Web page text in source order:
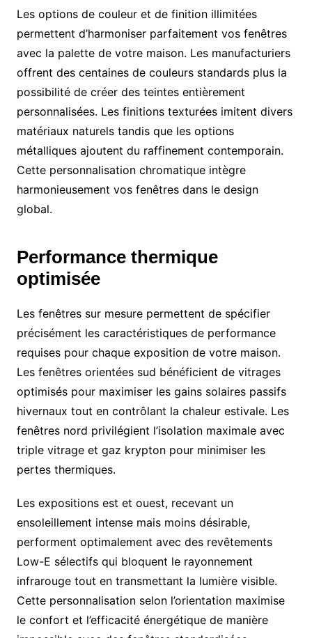
Les options de couleur et de finition illimitées
permettent d’harmoniser parfaitement vos fenêtres
avec la palette de votre maison. Les manufacturiers
offrent des centaines de couleurs standards plus la
possibilité de créer des teintes entièrement
personnalisées. Les finitions texturées imitent divers
matériaux naturels tandis que les options
métalliques ajoutent du raffinement contemporain.
Cette personnalisation chromatique intègre
harmonieusement vos fenêtres dans le design
global.
Performance thermique
optimisée
Les fenêtres sur mesure permettent de spécifier
précisément les caractéristiques de performance
requises pour chaque exposition de votre maison.
Les fenêtres orientées sud bénéficient de vitrages
optimisés pour maximiser les gains solaires passifs
hivernaux tout en contrôlant la chaleur estivale. Les
fenêtres nord privilégient l’isolation maximale avec
triple vitrage et gaz krypton pour minimiser les
pertes thermiques.
Les expositions est et ouest, recevant un
ensoleillement intense mais moins désirable,
performent optimalement avec des revêtements
Low-E sélectifs qui bloquent le rayonnement
infrarouge tout en transmettant la lumière visible.
Cette personnalisation selon l’orientation maximise
le confort et l’efficacité énergétique de manière